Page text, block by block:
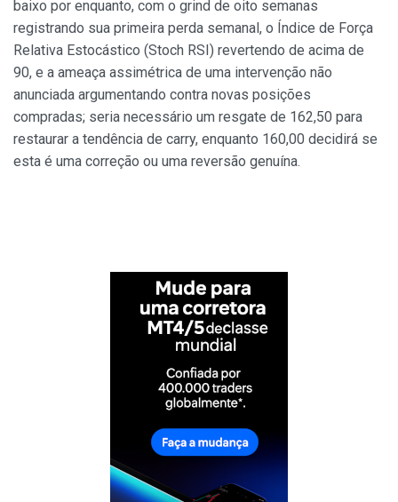
baixo por enquanto, com o grind de oito semanas
registrando sua primeira perda semanal, o Índice de Força
Relativa Estocástico (Stoch RSI) revertendo de acima de
90, e a ameaça assimétrica de uma intervenção não
anunciada argumentando contra novas posições
compradas; seria necessário um resgate de 162,50 para
restaurar a tendência de carry, enquanto 160,00 decidirá se
esta é uma correção ou uma reversão genuína.